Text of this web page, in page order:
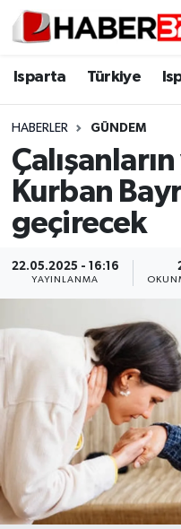
Isparta Türkiye
HABERLER GÜNDEM
Kurban
geçirecek
22.05.2025 - 16:16
YAYINLANMA
Isparta
Esnaf Diyor ki;
ASAYİŞ
EĞİTİM
GENEL
Güncel
HABERDE İNSAN
İlginç
KÜLTÜR SANAT
Isparta Nöbetçi
Isparta Trafik
Süper Lig Puan
Son Dakika
Haber Arşivi